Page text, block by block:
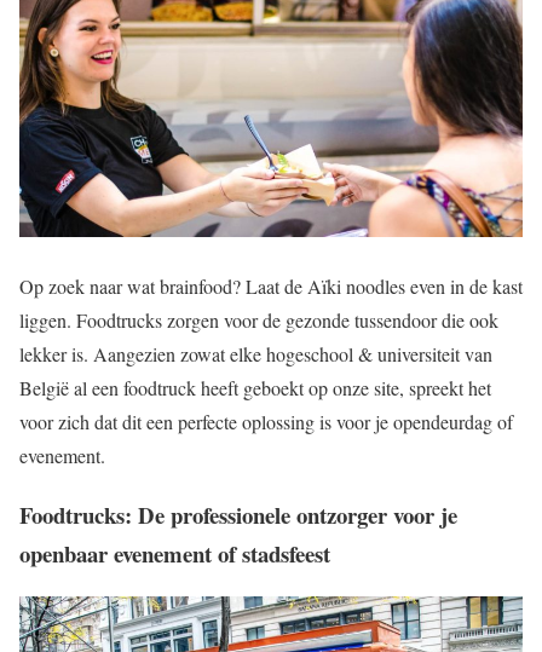
Op zoek naar wat brainfood? Laat de Aïki noodles even in de kast
liggen. Foodtrucks zorgen voor de gezonde tussendoor die ook
lekker is. Aangezien zowat elke hogeschool & universiteit van
België al een foodtruck heeft geboekt op onze site, spreekt het
voor zich dat dit een perfecte oplossing is voor je opendeurdag of
evenement.
Foodtrucks: De professionele ontzorger voor je
openbaar evenement of stadsfeest